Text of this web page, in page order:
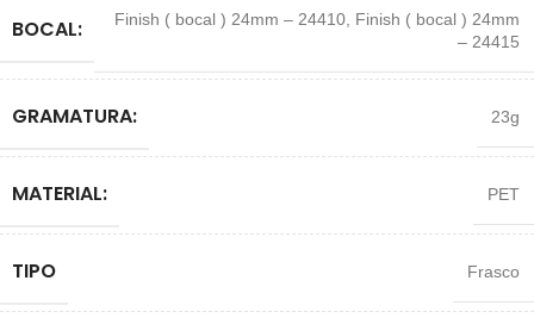
BOCAL: Finish ( bocal ) 24mm – 24410 Finish ( bocal ) 24mm
– 24415
GRAMATURA: 23g
MATERIAL: PET
TIPO Frasco